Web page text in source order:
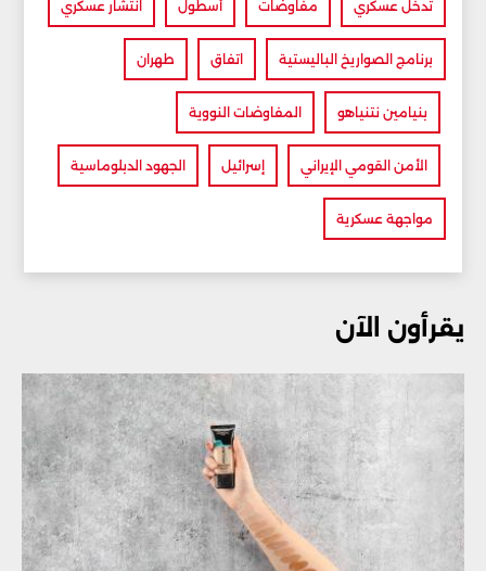
تدخل عسكري مفاوضات أسطول انتشار عسكري
برنامج الصواريخ الباليستية اتفاق طهران
بنيامين نتنياهو المفاوضات النووية
الأمن القومي الإيراني إسرائيل الجهود الدبلوماسية
مواجهة عسكرية
يقرأون الآن